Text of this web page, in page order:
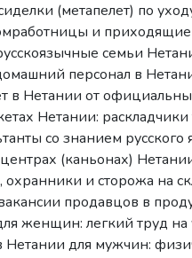
(метапелет) по
и
семьи
персонал в
в Нетании от
Нетании:
со знанием
(каньонах)
и сторожа на
продавцов в
женщин: легкий труд
Нетании для мужчин: